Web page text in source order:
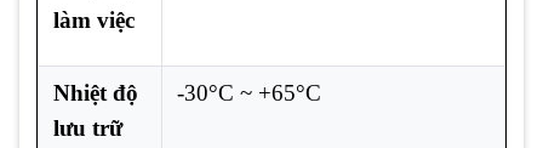
làm việc
Nhiệt độ
lưu trữ
-30°C ~ +65°C